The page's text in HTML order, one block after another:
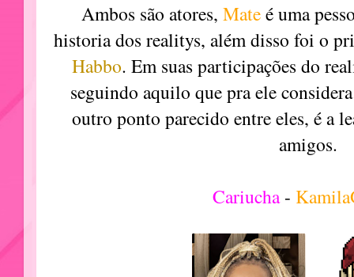
Ambos são atores, Mateé uma
historia dos realitys, além disso foi o
Habbo. Em suas participações do
seguindo aquilo que pra ele
outro ponto parecido entre eles, é a
amigos.
Cariucha-